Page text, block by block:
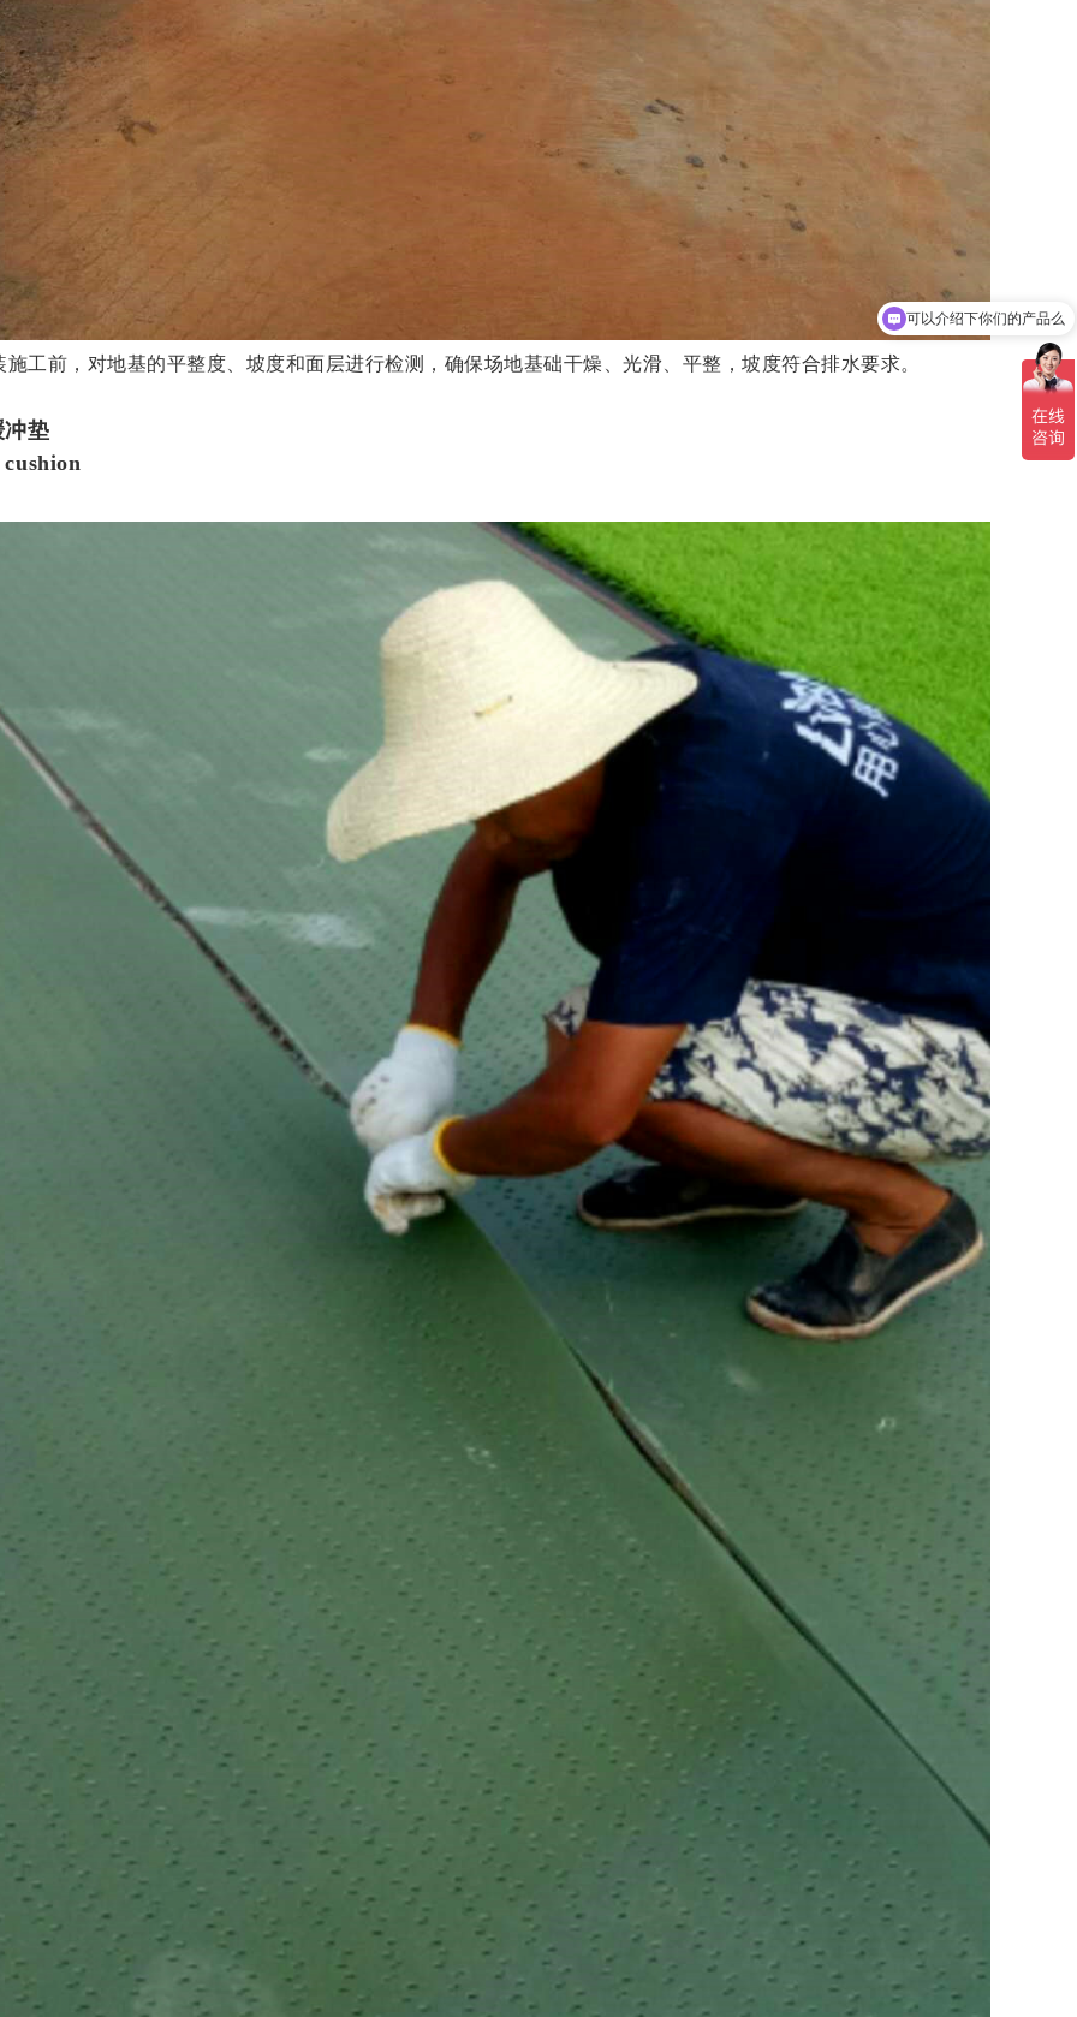
施工前，对地基的平整度、坡度和面层进行检测，确保场地基础干燥、光滑、平整，坡度符合排水要求。
冲垫
可以介绍下你们的产品么
你们是怎么收费的呢